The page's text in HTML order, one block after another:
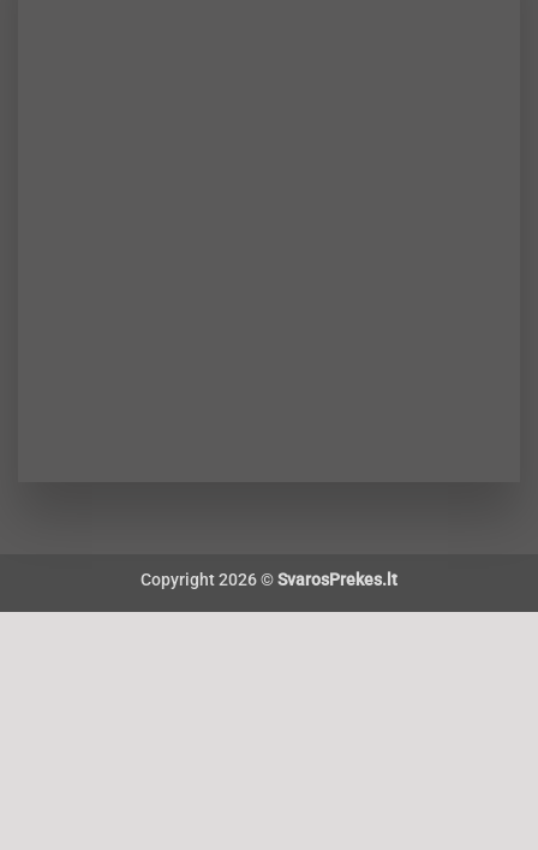
Copyright 2026 ©SvarosPrekes.lt